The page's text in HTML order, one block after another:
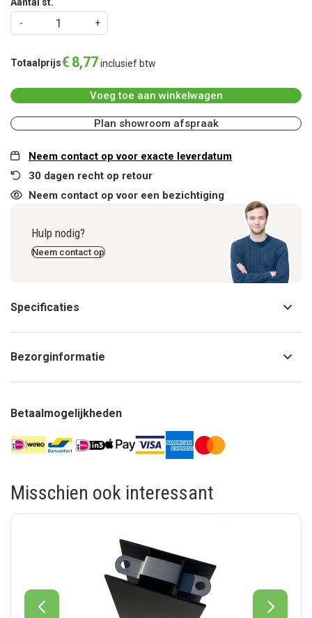
Totaalprijs€ 8,77inclusief btw
Voeg toe aan winkelwagen
Plan showroom afspraak
Neem contact op voor exacte leverdatum
30 dagen recht op retour
Neem contact op voor een bezichtiging
Hulp nodig?
Neem contact op
Specificaties
Bezorginformatie
Betaalmogelijkheden
Misschien ook interessant